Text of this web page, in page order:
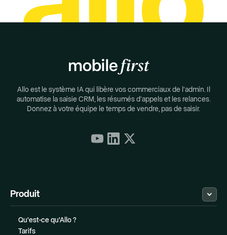
Allo est le système IA qui libère vos commerciaux de l'admin. Il
automatise la saisie CRM, les résumés d'appels et les relances.
Donnez à votre équipe le temps de vendre, pas de saisir.
Produit
Qu'est-ce qu'Allo ?
Tarifs